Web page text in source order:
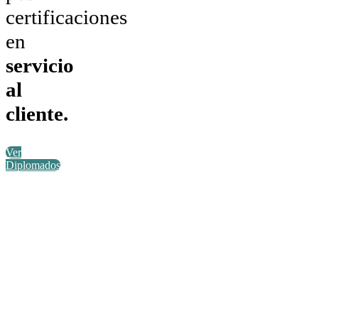
certificaciones
en
servicio
al
cliente.
Ver
Diplomados